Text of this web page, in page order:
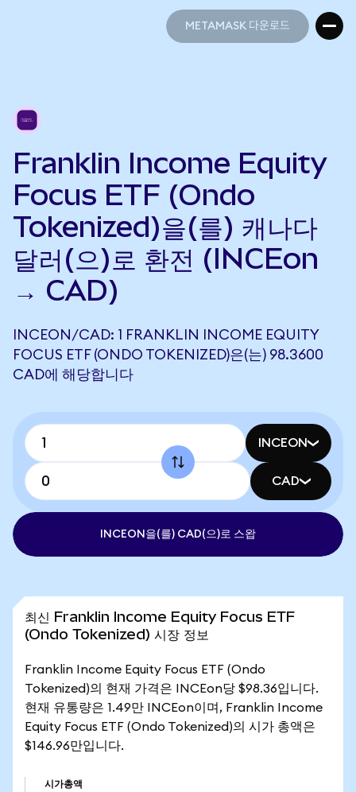
METAMASK 다운로드
Franklin Income Equity
Focus ETF (Ondo
Tokenized)을(를) 캐나다
달러(으)로 환전 (INCEon
→ CAD)
INCEON/CAD: 1 FRANKLIN INCOME EQUITY
FOCUS ETF (ONDO TOKENIZED)은(는) 98.3600
CAD에 해당합니다
INCEON
CAD
INCEON을(를) CAD(으)로 스왑
최신 Franklin Income Equity Focus ETF
(Ondo Tokenized) 시장 정보
Franklin Income Equity Focus ETF (Ondo
Tokenized)의 현재 가격은 INCEon당 $98.36입니다.
현재 유통량은 1.49만 INCEon이며, Franklin Income
Equity Focus ETF (Ondo Tokenized)의 시가 총액은
$146.96만입니다.
시가총액